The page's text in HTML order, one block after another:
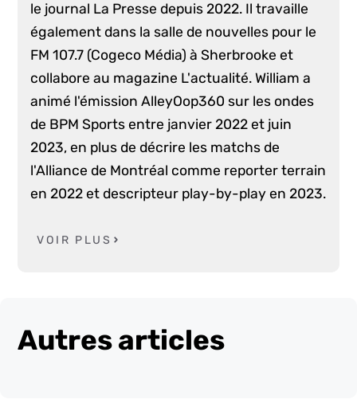
le journal La Presse depuis 2022. Il travaille
également dans la salle de nouvelles pour le
FM 107.7 (Cogeco Média) à Sherbrooke et
collabore au magazine L'actualité. William a
animé l'émission AlleyOop360 sur les ondes
de BPM Sports entre janvier 2022 et juin
2023, en plus de décrire les matchs de
l'Alliance de Montréal comme reporter terrain
en 2022 et descripteur play-by-play en 2023.
VOIR PLUS
Autres articles